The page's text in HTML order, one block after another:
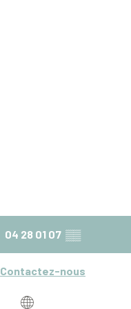
04 28 01 07 ▒▒
Contactez-nous